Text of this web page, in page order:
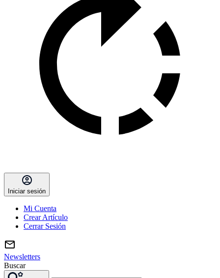
Iniciar sesión
Mi Cuenta
Crear Artículo
Cerrar Sesión
Newsletters
Buscar